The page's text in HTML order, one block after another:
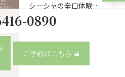
シーシャの辛口体験を東京都渋谷区渋谷渋谷スクランブルスクエアで楽しむ魅力とポイント
2026/07/21
0890
ご予約はこちら